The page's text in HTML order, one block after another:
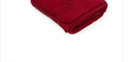
of
5
ПРИДБАТИ
Add to Wishlist